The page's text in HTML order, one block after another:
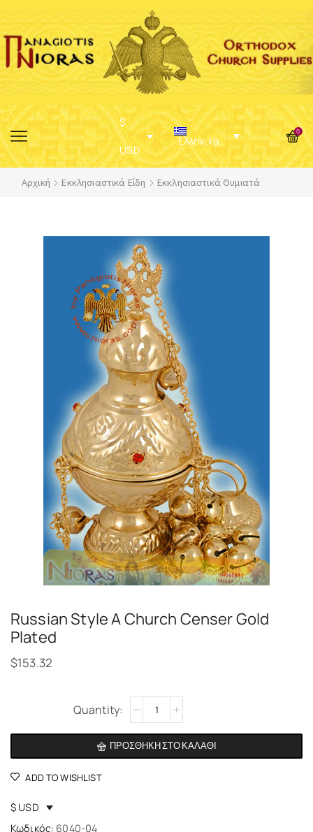
$
USD
Ελληνικά
0
Αρχική Εκκλησιαστικά Είδη Εκκλησιαστικά Θυμιατά
Russian Style A Church Censer Gold
Plated
$153.32
ΠΡΟΣΘΉΚΗ ΣΤΟ ΚΑΛΆΘΙ
Alternative:
ADD TO WISHLIST
$ USD
Κωδικός: 6040-04